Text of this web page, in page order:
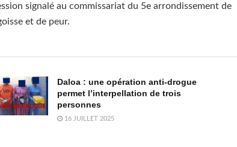
signalé au commissariat du 5e arrondissement de
et de peur.
Daloa : une opération anti-drogue
permet l’interpellation de trois
personnes
16 JUILLET 2025